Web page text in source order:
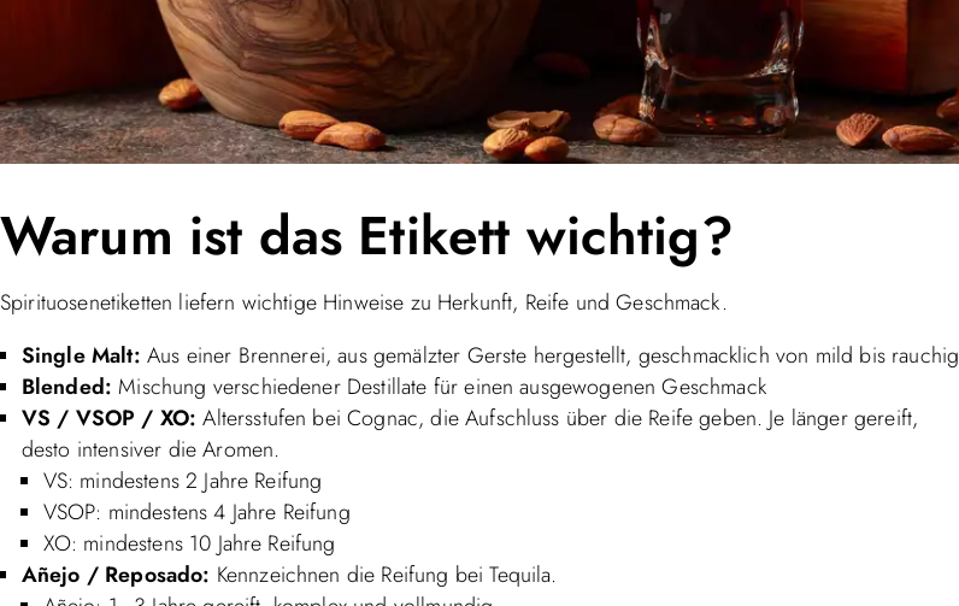
Warum ist das Etikett wichtig?
Spirituosenetiketten liefern wichtige Hinweise zu Herkunft, Reife und Geschmack.
Single Malt: Aus einer Brennerei, aus gemälzter Gerste hergestellt, geschmacklich von mild bis rauchig
Blended: Mischung verschiedener Destillate für einen ausgewogenen Geschmack
VS / VSOP / XO: Altersstufen bei Cognac, die Aufschluss über die Reife geben. Je länger gereift,
desto intensiver die Aromen.
VS: mindestens 2 Jahre Reifung
VSOP: mindestens 4 Jahre Reifung
XO: mindestens 10 Jahre Reifung
Añejo / Reposado: Kennzeichnen die Reifung bei Tequila.